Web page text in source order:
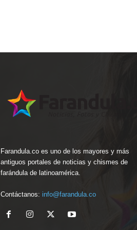
Farandula.co es uno de los mayores y más
antiguos portales de noticias y chismes de
farándula de latinoamérica.
Contáctanos: info@farandula.co